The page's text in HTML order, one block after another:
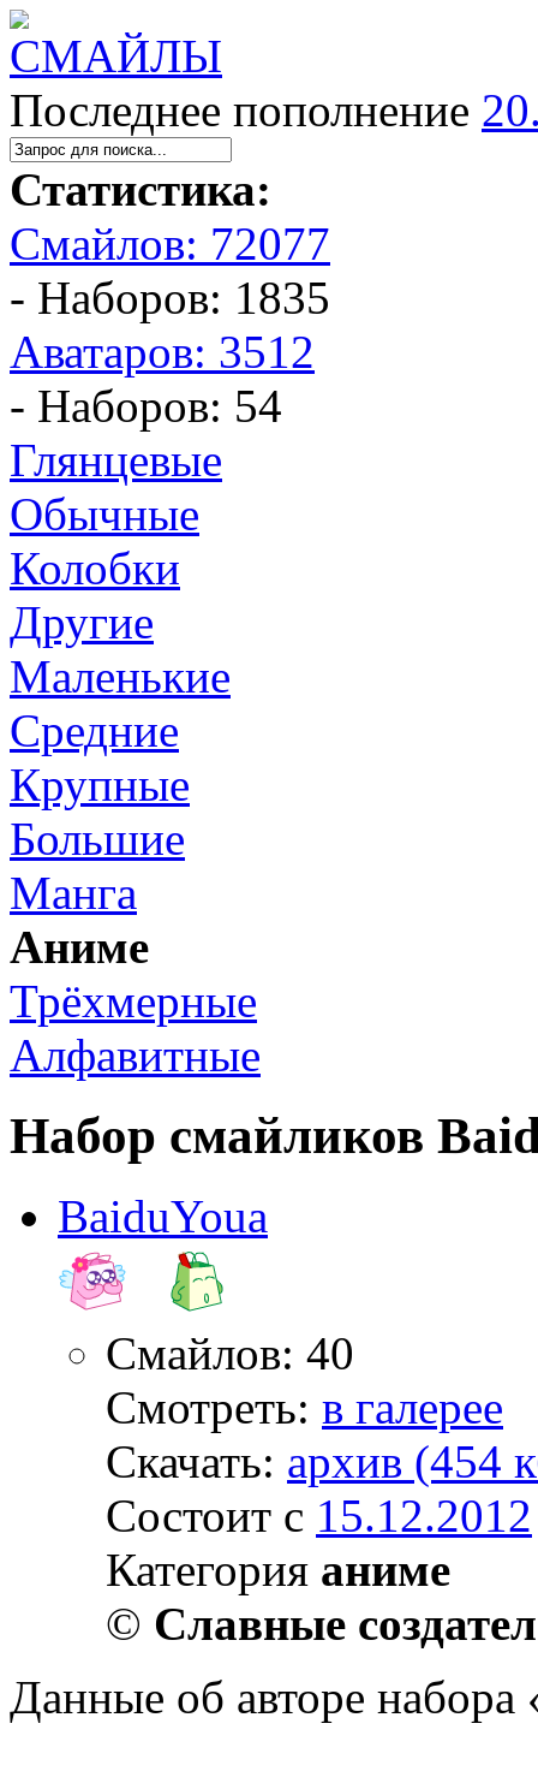
Последнее пополнение
Статистика:
Смайлов: 72077
- Наборов: 1835
Аватаров: 3512
- Наборов: 54
Глянцевые
Обычные
Колобки
Другие
Маленькие
Средние
Крупные
Большие
Манга
Аниме
Трёхмерные
Алфавитные
Набор смайликов
BaiduYoua
Смайлов: 40
Смотреть: в галерее
Скачать: архив (454
Состоит с 15.12.2012
Категория аниме
© Славные
Данные об авторе набора